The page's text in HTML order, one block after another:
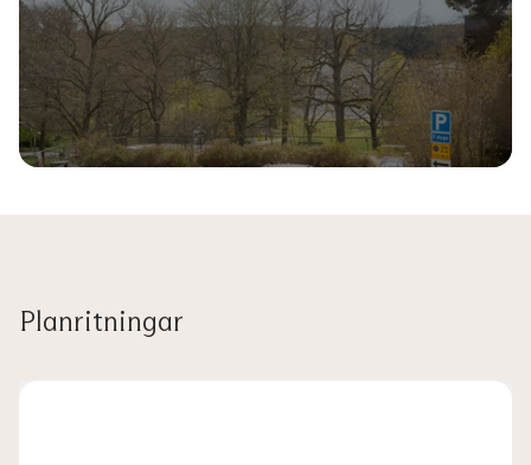
Planritningar